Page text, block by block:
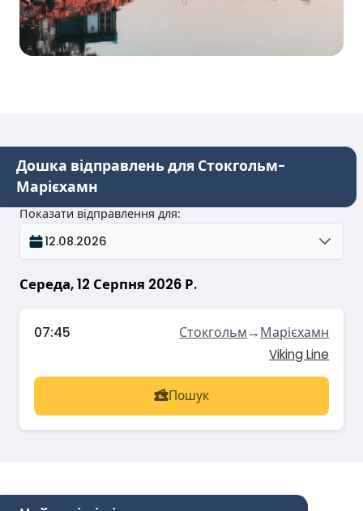
Дошка відправлень для Стокгольм-
Марієхамн
Середа, 12 Серпня 2026 Р.
Показати відправлення для:
12.08.2026
07:45 Стокгольм→Марієхамн
Viking Line
Пошук